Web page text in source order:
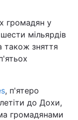
громадян у
мільярдів
також зняття
, п'ятеро
до Дохи,
громадянами